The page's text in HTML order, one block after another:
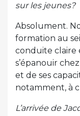
sur les jeunes?
Absolument.
formation au
conduite claire
s’épanouir
et de ses
notamment, à
L’arrivée de